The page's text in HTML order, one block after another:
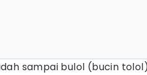
sampai bulol (bucin